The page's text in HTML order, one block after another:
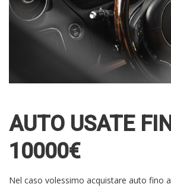
AUTO USATE
10000€
Nel caso volessimo acquistare auto fino